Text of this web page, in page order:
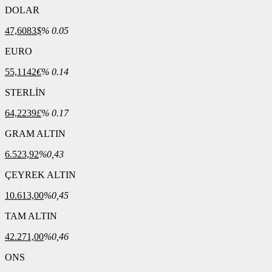
DOLAR
47,6083$% 0.05
EURO
55,1142€% 0.14
STERLİN
64,2239£% 0.17
GRAM ALTIN
6.523,92%0,43
ÇEYREK ALTIN
10.613,00%0,45
TAM ALTIN
42.271,00%0,46
ONS